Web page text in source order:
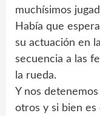
muchísimos
Había que
su actuación en
secuencia a las
la rueda.
Y nos
otros y si bien